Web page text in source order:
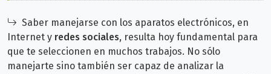
Saber manejarse con los aparatos electrónicos, en
Internet y redes sociales, resulta hoy fundamental para
que te seleccionen en muchos trabajos. No sólo
manejarte sino también ser capaz de analizar la